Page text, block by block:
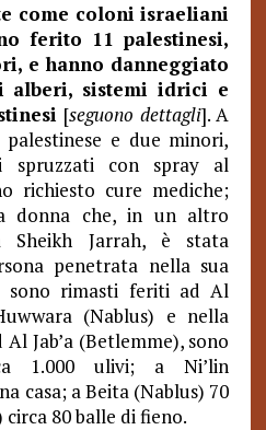
come coloni israeliani
ferito 11 palestinesi,
e hanno danneggiato
alberi, sistemi idrici e
[seguono dettagli]. A
palestinese e due minori,
spruzzati con spray al
richiesto cure mediche;
donna che, in un altro
Sheikh Jarrah, è stata
penetrata nella sua
sono rimasti feriti ad Al
(Nablus) e nella
Jab’a (Betlemme), sono
1.000 ulivi; a Ni’lin
casa; a Beita (Nablus) 70
80 balle di fieno.